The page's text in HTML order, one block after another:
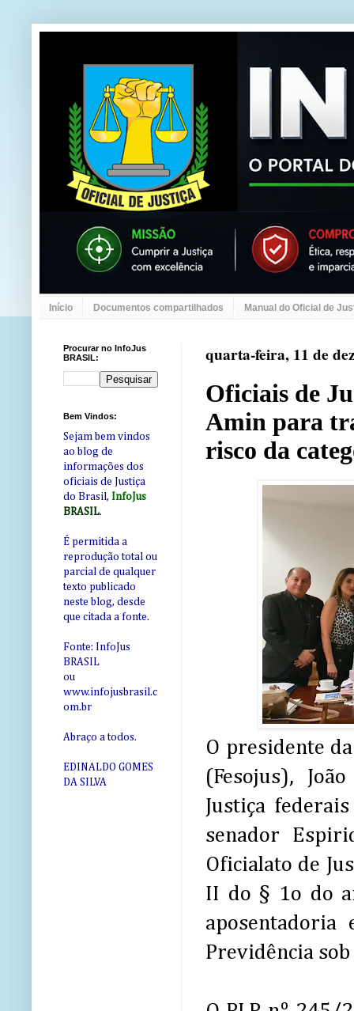
Início Documentos compartilhados Manual do Oficial de
quarta-feira, 11 de
Oficiais de
Amin para
risco da
O presidente
(Fesojus),
Justiça
senador
Oficialato de
II do § 1o do
aposentadoria
Previdência
Procurar no InfoJus
BRASIL:
Bem Vindos:
Sejam bem vindos
ao blog de
informações dos
oficiais de Justiça
do Brasil, InfoJus
BRASIL.
É permitida a
reprodução total ou
parcial de qualquer
texto publicado
neste blog, desde
que citada a fonte.
Fonte: InfoJus
BRASIL
ou
www.infojusbrasil.c
om.br
Abraço a todos.
EDINALDO GOMES
DA SILVA